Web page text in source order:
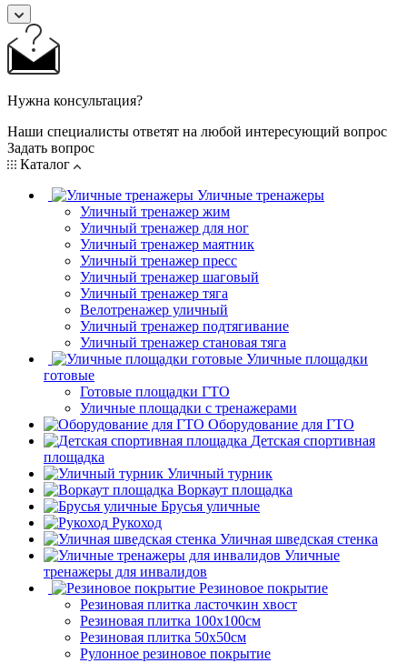
Нужна консультация?
Наши специалисты ответят на любой интересующий вопрос
Задать вопрос
Каталог
Уличные тренажеры
Уличный тренажер жим
Уличный тренажер для ног
Уличный тренажер маятник
Уличный тренажер пресс
Уличный тренажер шаговый
Уличный тренажер тяга
Велотренажер уличный
Уличный тренажер подтягивание
Уличный тренажер становая тяга
Уличные площадки
готовые
Готовые площадки ГТО
Уличные площадки с тренажерами
Оборудование для ГТО
Детская спортивная
площадка
Уличный турник
Воркаут площадка
Брусья уличные
Рукоход
Уличная шведская стенка
Уличные
тренажеры для инвалидов
Резиновое покрытие
Резиновая плитка ласточкин хвост
Резиновая плитка 100х100см
Резиновая плитка 50х50см
Рулонное резиновое покрытие